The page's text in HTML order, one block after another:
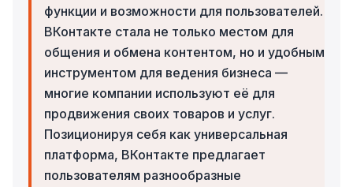
функции и возможности для пользователей.
ВКонтакте стала не только местом для
общения и обмена контентом, но и удобным
инструментом для ведения бизнеса —
многие компании используют её для
продвижения своих товаров и услуг.
Позиционируя себя как универсальная
платформа, ВКонтакте предлагает
пользователям разнообразные